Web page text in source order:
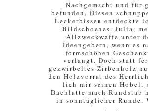
Nachgemacht und für
befunden. Diesen
Leckerbissen entdeckte
Bildschoenes. Julia,
Allzweckwaffe unter
Ideengebern, wenn es
formschönen
verlangt. Doch statt
gezwirbeltes Zirbenholz
den Holzvorrat des
lieh mir seinen Hobel.
Dachlatte mach Rundstab
in sonntäglicher Runde.